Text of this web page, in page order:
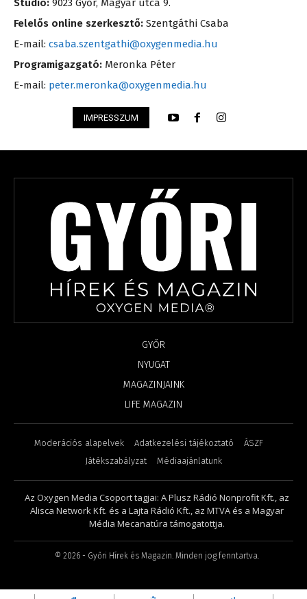
Stúdió: 9023 Győr, Magyar utca 9.
Felelős online szerkesztő: Szentgáthi Csaba
E-mail: csaba.szentgathi@oxygenmedia.hu
Programigazgató: Meronka Péter
E-mail: peter.meronka@oxygenmedia.hu
IMPRESSZUM
GYŐR
NYUGAT
MAGAZINJAINK
LIFE MAGAZIN
Moderációs alapelvek Adatkezelési tájékoztató
ÁSZF
Játékszabályzat
Médiaajánlatunk
Az Oxygen Media Csoport tagjai: A Plusz Rádió Nonprofit Kft., az
Alisca Network Kft. és a Lajta Rádió Kft., az MTVA és a Magyar
Média Mecanatúra támogatottja.
© 2026 - Győri Hírek és Magazin. Minden jog fenntartva.